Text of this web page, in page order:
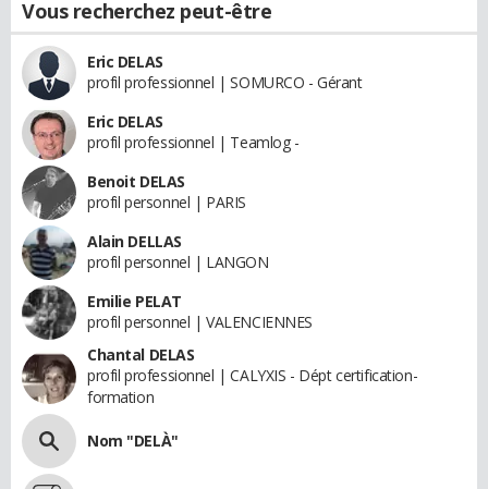
Vous recherchez peut-être
Eric DELAS
profil professionnel | SOMURCO - Gérant
Eric DELAS
profil professionnel | Teamlog -
Benoit DELAS
profil personnel | PARIS
Alain DELLAS
profil personnel | LANGON
Emilie PELAT
profil personnel | VALENCIENNES
Chantal DELAS
profil professionnel | CALYXIS - Dépt certification-
formation
Nom "DELÀ"